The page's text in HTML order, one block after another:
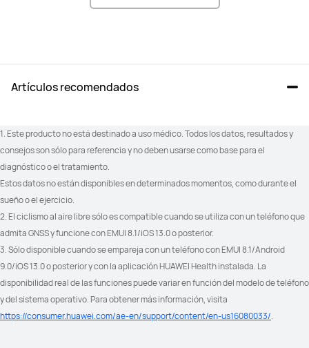
Artículos recomendados
1. Este producto no está destinado a uso médico. Todos los datos, resultados y
consejos son sólo para referencia y no deben usarse como base para el
diagnóstico o el tratamiento.
Estos datos no están disponibles en determinados momentos, como durante el
sueño o el ejercicio.
2. El ciclismo al aire libre sólo es compatible cuando se utiliza con un teléfono que
admita GNSS y funcione con EMUI 8.1/iOS 13.0 o posterior.
3. Sólo disponible cuando se empareja con un teléfono con EMUI 8.1/Android
9.0/iOS 13.0 o posterior y con la aplicación HUAWEI Health instalada. La
disponibilidad real de las funciones puede variar en función del modelo de teléfono
https://consumer.huawei.com/ae-en/support/content/en-us16080033/.